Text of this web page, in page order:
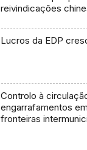
reivindicações
Lucros da EDP
Controlo à
engarrafamentos
fronteiras